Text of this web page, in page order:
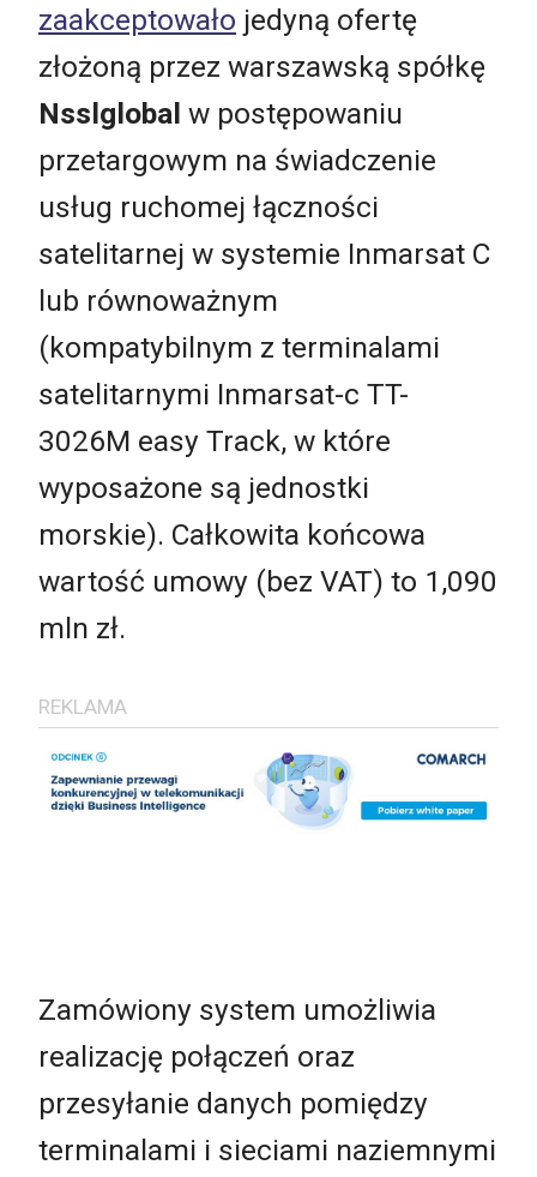
zaakceptowało jedyną ofertę
złożoną przez warszawską spółkę
Nsslglobal w postępowaniu
przetargowym na świadczenie
usług ruchomej łączności
satelitarnej w systemie Inmarsat C
lub równoważnym
(kompatybilnym z terminalami
satelitarnymi Inmarsat-c TT-
3026M easy Track, w które
wyposażone są jednostki
morskie). Całkowita końcowa
wartość umowy (bez VAT) to 1,090
mln zł.
REKLAMA
Zamówiony system umożliwia
realizację połączeń oraz
przesyłanie danych pomiędzy
terminalami i sieciami naziemnymi